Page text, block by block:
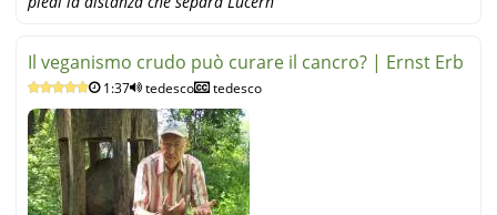
Il veganismo crudo può curare il cancro? | Ernst Erb
1:37 tedesco tedesco